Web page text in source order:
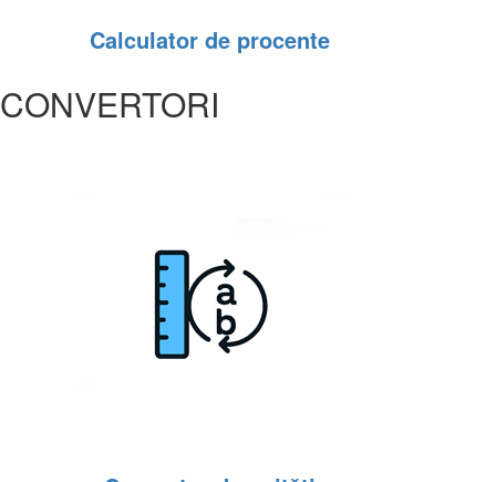
Calculator de procente
CONVERTORI